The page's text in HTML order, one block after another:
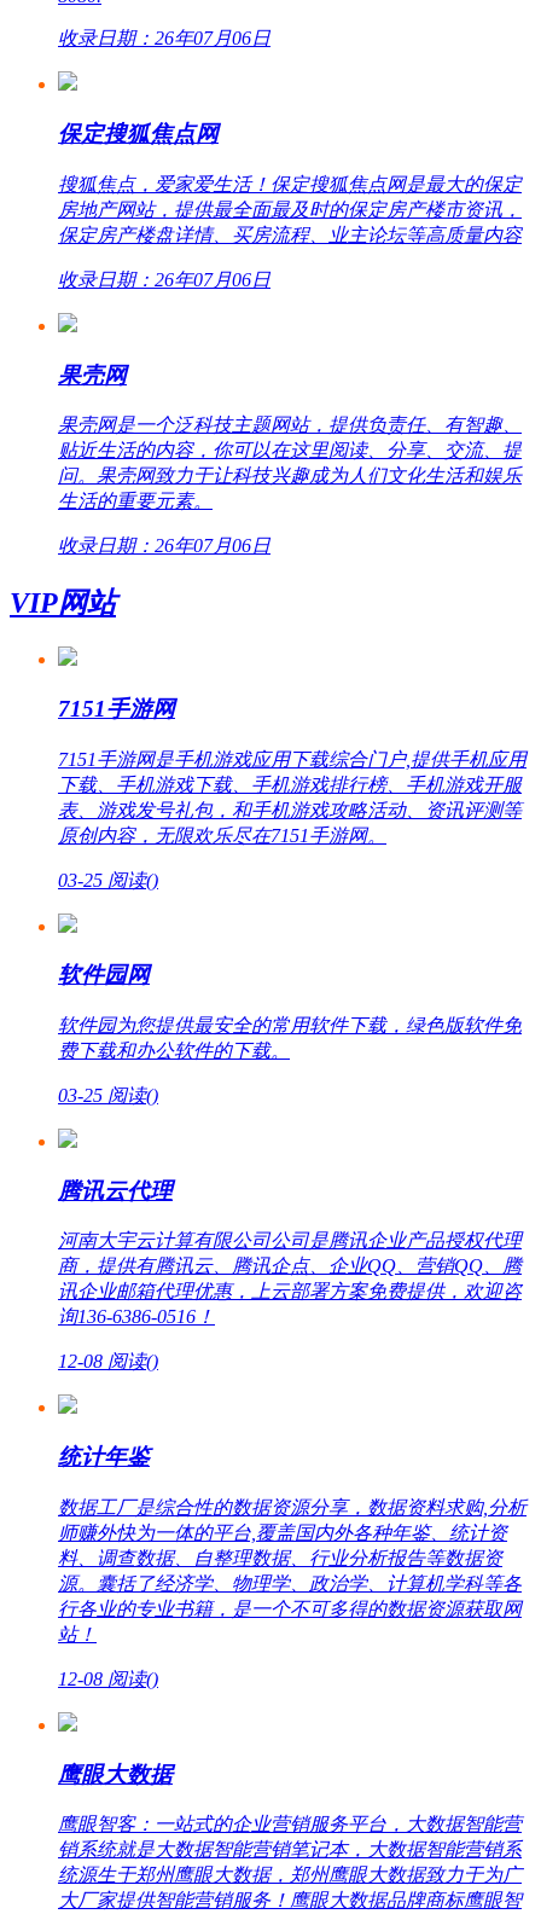
收录日期：26年07月06日
保定搜狐焦点网
搜狐焦点，爱家爱生活！保定搜狐焦点网是最大的保定
房地产网站，提供最全面最及时的保定房产楼市资讯，
保定房产楼盘详情、买房流程、业主论坛等高质量内容
收录日期：26年07月06日
果壳网
果壳网是一个泛科技主题网站，提供负责任、有智趣、
贴近生活的内容，你可以在这里阅读、分享、交流、提
问。果壳网致力于让科技兴趣成为人们文化生活和娱乐
生活的重要元素。
收录日期：26年07月06日
VIP网站
7151手游网
7151手游网是手机游戏应用下载综合门户,提供手机应用
下载、手机游戏下载、手机游戏排行榜、手机游戏开服
表、游戏发号礼包，和手机游戏攻略活动、资讯评测等
原创内容，无限欢乐尽在7151手游网。
03-25 阅读()
软件园网
软件园为您提供最安全的常用软件下载，绿色版软件免
费下载和办公软件的下载。
03-25 阅读()
腾讯云代理
河南大宇云计算有限公司公司是腾讯企业产品授权代理
商，提供有腾讯云、腾讯企点、企业QQ、营销QQ、腾
讯企业邮箱代理优惠，上云部署方案免费提供，欢迎咨
询136-6386-0516！
12-08 阅读()
统计年鉴
数据工厂是综合性的数据资源分享，数据资料求购,分析
师赚外快为一体的平台,覆盖国内外各种年鉴、统计资
料、调查数据、自整理数据、行业分析报告等数据资
源。囊括了经济学、物理学、政治学、计算机学科等各
行各业的专业书籍，是一个不可多得的数据资源获取网
站！
12-08 阅读()
鹰眼大数据
鹰眼智客：一站式的企业营销服务平台，大数据智能营
销系统就是大数据智能营销笔记本，大数据智能营销系
统源生于郑州鹰眼大数据，郑州鹰眼大数据致力于为广
大厂家提供智能营销服务！鹰眼大数据品牌商标鹰眼智